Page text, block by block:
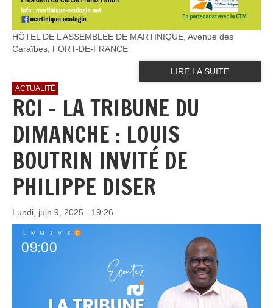
HÔTEL DE L’ASSEMBLÉE DE MARTINIQUE, Avenue des
Caraïbes, FORT-DE-FRANCE
LIRE LA SUITE
ACTUALITÉ
RCI - LA TRIBUNE DU
DIMANCHE : LOUIS
BOUTRIN INVITÉ DE
PHILIPPE DISER
Lundi, juin 9, 2025 - 19:26